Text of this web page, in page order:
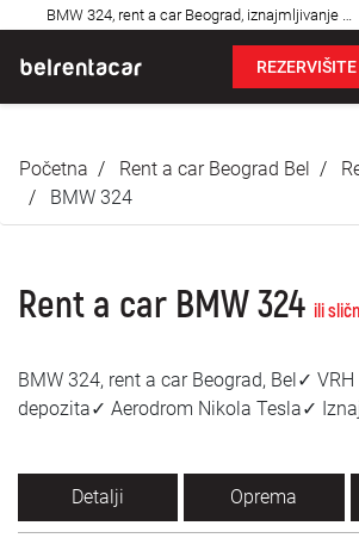
BMW 324, rent a car Beograd, iznajmljivanje auta: Bel✓
REZERVIŠITE
Cene
O nama
Najčešća pitanja
Kontakt
Početna Rent a car Beograd Bel
BMW 324
Rent a car BMW 324 ili
BMW 324, rent a car Beograd, Bel✓
depozita✓ Aerodrom Nikola Tesla✓
Detalji Oprema